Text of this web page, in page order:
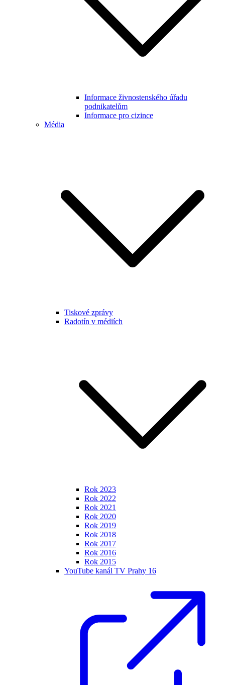
Informace živnostenského úřadu
podnikatelům
Informace pro cizince
Média
Tiskové zprávy
Radotín v médiích
Rok 2023
Rok 2022
Rok 2021
Rok 2020
Rok 2019
Rok 2018
Rok 2017
Rok 2016
Rok 2015
YouTube kanál TV Prahy 16